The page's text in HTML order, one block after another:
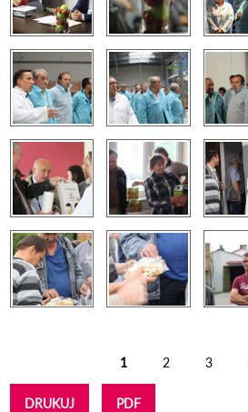
Strony
1 2 3
DRUKUJ PDF